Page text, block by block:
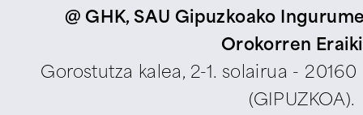
@ GHK, SAU Gipuzkoako
Orokorren
Gorostutza kalea, 2-1. solairua -
(GIPUZKOA).